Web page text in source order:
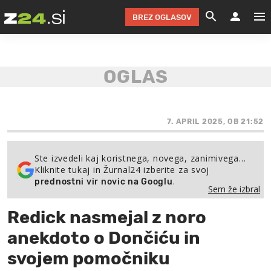
FESTIVAL ZA
NA
NA
BREZ OGLASOV
7. APRIL 2025, OB 21:52
Ste izvedeli kaj koristnega, novega, zanimivega…
Kliknite tukaj in Žurnal24 izberite za svoj
prednostni vir novic na Googlu.
Sem že izbral
Redick nasmejal z noro
anekdoto o Dončiću in
svojem pomočniku